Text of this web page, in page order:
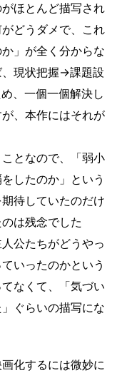
ほとんど描写され
どうダメで、これ
」が全く分からな
、現状把握→課題設
、一個一個解決し
、本作にはそれが
となので、「弱小
したのか」という
待していたのだけ
は残念でした
公たちがどうやっ
いったのかという
なくて、「気づい
ぐらいの描写にな
化するには微妙に